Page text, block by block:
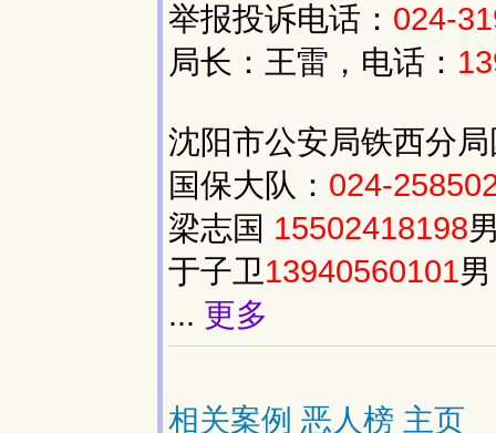
举报投诉电话： 024-
局长：王雷，电话：
沈阳市公安局铁西分
国保大队： 024-
梁志国 15502418198
于子卫13940560101
... 更多
相关案例 恶人榜 主页